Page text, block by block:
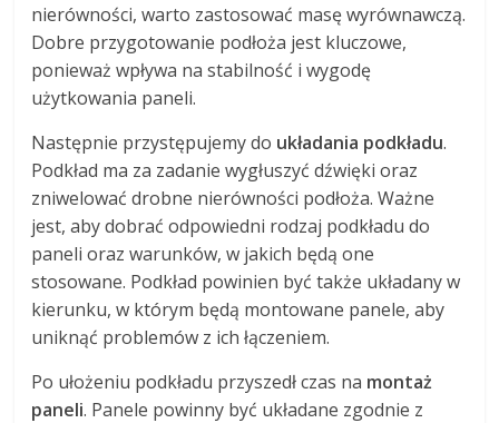
nierówności, warto zastosować masę wyrównawczą.
Dobre przygotowanie podłoża jest kluczowe,
ponieważ wpływa na stabilność i wygodę
użytkowania paneli.
Następnie przystępujemy do układania podkładu.
Podkład ma za zadanie wygłuszyć dźwięki oraz
zniwelować drobne nierówności podłoża. Ważne
jest, aby dobrać odpowiedni rodzaj podkładu do
paneli oraz warunków, w jakich będą one
stosowane. Podkład powinien być także układany w
kierunku, w którym będą montowane panele, aby
uniknąć problemów z ich łączeniem.
Po ułożeniu podkładu przyszedł czas na montaż
paneli. Panele powinny być układane zgodnie z